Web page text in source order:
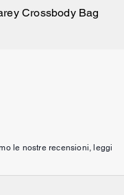
Crossbody Bag
le nostre recensioni, leggi